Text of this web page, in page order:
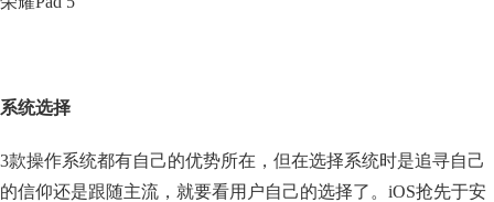
系统选择
3款操作系统都有自己的优势所在，但在选择系统时是追寻自己
的信仰还是跟随主流，就要看用户自己的选择了。iOS抢先于安